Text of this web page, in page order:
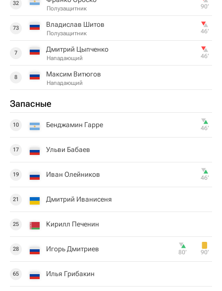
32
Полузащитник 90‎’‎
73 Владислав Шитов
Полузащитник 46‎’‎
7 Дмитрий Цыпченко
Нападающий 46‎’‎
8 Максим Витюгов
Нападающий
Запасные
10 Бенджамин Гарре 46‎’‎
17 Ульви Бабаев
19 Иван Олейников 46‎’‎
21 Дмитрий Иванисеня
25 Кирилл Печенин
28 Игорь Дмитриев 80‎’‎ 90‎’‎
65 Илья Грибакин